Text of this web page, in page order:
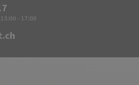
- 17:00